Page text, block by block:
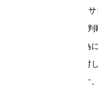
(4)その他、当
適当でないと
お客様の禁止行為
ロンはお客様に対
ることができます。